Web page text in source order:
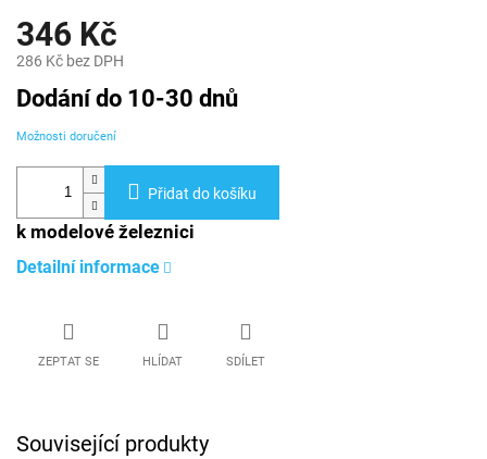
346 Kč
286 Kč bez DPH
Měrná
cena:
Dodání do 10-30 dnů
Možnosti doručení
Přidat do košíku
k modelové železnici
Detailní informace
ZEPTAT SE HLÍDAT SDÍLET
Související produkty